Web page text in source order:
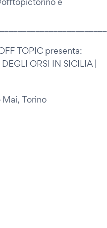
TOPIC presenta:
ORSI IN SICILIA |
Mai, Torino